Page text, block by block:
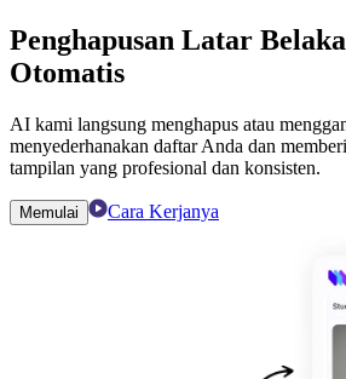
Penghapusan Latar
Otomatis
AI kami langsung menghapus atau
menyederhanakan daftar Anda dan
tampilan yang profesional dan konsisten.
Memulai Cara Kerjanya